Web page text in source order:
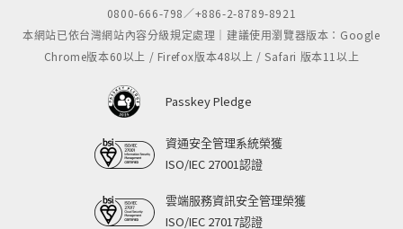
0800-666-798／+886-2-8789-8921
本網站已依台灣網站內容分級規定處理｜建議使用瀏覽器版本：Google
Chrome版本60以上 / Firefox版本48以上 / Safari 版本11以上
Passkey Pledge
資通安全管理系統榮獲
ISO/IEC 27001認證
雲端服務資訊安全管理榮獲
ISO/IEC 27017認證